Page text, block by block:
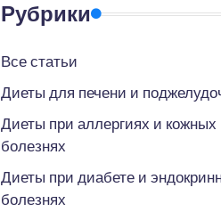
Рубрики
Все статьи
Диеты для печени и
Диеты при аллергиях и кожных
болезнях
Диеты при диабете и
болезнях